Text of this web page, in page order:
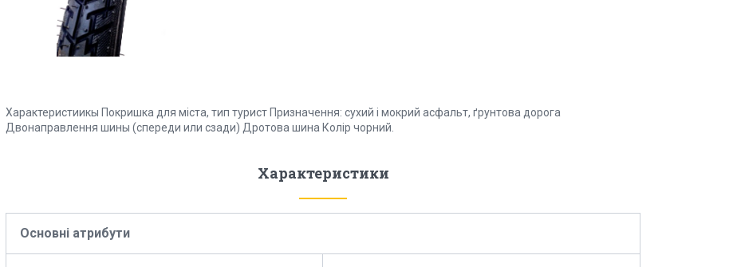
Характеристиикы Покришка для міста, тип турист Призначення: сухий і мокрий асфальт, ґрунтова дорога
Двонаправлення шины (спереди или сзади) Дротова шина Колір чорний.
Характеристики
Основні атрибути